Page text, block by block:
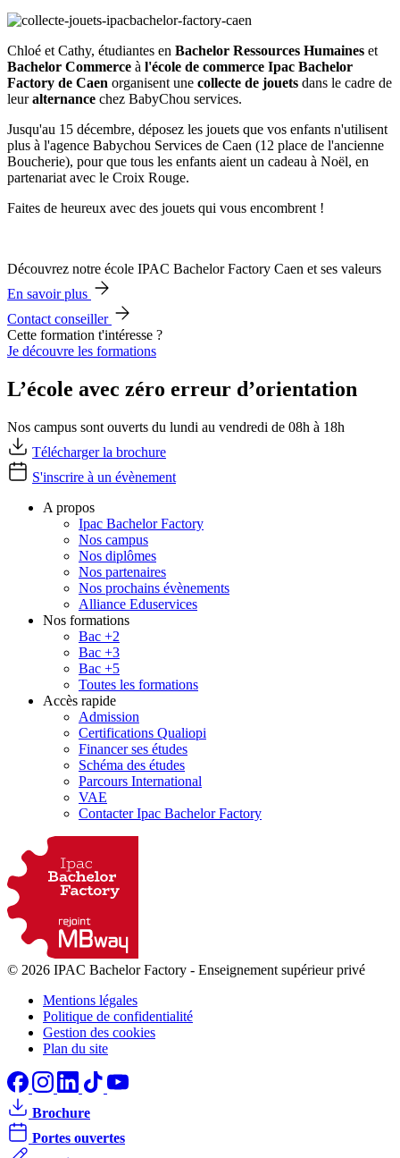
Chloé et Cathy, étudiantes en Bachelor Ressources Humaines et
Bachelor Commerce à l'école de commerce Ipac Bachelor
Factory de Caen organisent une collecte de jouets dans le cadre de
leuralternance chez BabyChou services.
Jusqu'au 15 décembre, déposez les jouets que vos enfants n'utilisent
plus à l'agence Babychou Services de Caen (12 place de l'ancienne
Boucherie), pour que tous les enfants aient un cadeau à Noël, en
partenariat avec le Croix Rouge.
Faites de heureux avec des jouets qui vous encombrent !
Découvrez notre école IPAC Bachelor Factory Caen et ses valeurs
En savoir plus
Contact conseiller
Cette formation t'intéresse ?
Je découvre les formations
L’école avec zéro erreur d’orientation
Nos campus sont ouverts du lundi au vendredi de 08h à 18h
Télécharger la brochure
S'inscrire à un évènement
A propos
Ipac Bachelor Factory
Nos campus
Nos diplômes
Nos partenaires
Nos prochains évènements
Alliance Eduservices
Nos formations
Bac +2
Bac +3
Bac +5
Toutes les formations
Accès rapide
Admission
Certifications Qualiopi
Financer ses études
Schéma des études
Parcours International
VAE
Contacter Ipac Bachelor Factory
© 2026 IPAC Bachelor Factory - Enseignement supérieur privé
Mentions légales
Politique de confidentialité
Gestion des cookies
Plan du site
Brochure
Portes ouvertes